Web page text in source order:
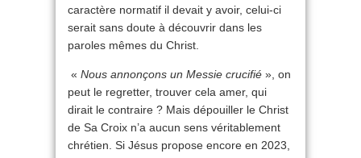
caractère normatif il devait y avoir, celui-ci
serait sans doute à découvrir dans les
paroles mêmes du Christ.
« Nous annonçons un Messie crucifié », on
peut le regretter, trouver cela amer, qui
dirait le contraire ? Mais dépouiller le Christ
de Sa Croix n’a aucun sens véritablement
chrétien. Si Jésus propose encore en 2023,